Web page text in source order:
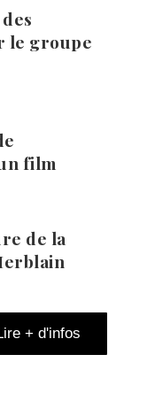
le groupe
film
de la
+ d'infos